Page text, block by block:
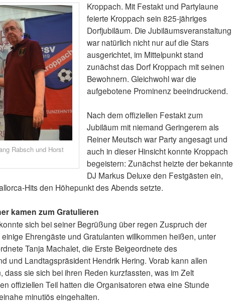
Rabsch und Horst
Kroppach. Mit Festakt und Partylaune
feierte Kroppach sein 825-jähriges
Dorfjubiläum. Die Jubiläumsveranstaltung
war natürlich nicht nur auf die Stars
ausgerichtet, im Mittelpunkt stand
zunächst das Dorf Kroppach mit seinen
Bewohnern. Gleichwohl war die
aufgebotene Prominenz beeindruckend.
Nach dem offiziellen Festakt zum
Jubiläum mit niemand Geringerem als
Reiner Meutsch war Party angesagt und
auch in dieser Hinsicht konnte Kroppach
begeistern: Zunächst heizte der bekannte
DJ Markus Deluxe den Festgästen ein,
Hits den Höhepunkt des Abends setzte.
kamen zum Gratulieren
sich bei seiner Begrüßung über regen Zuspruch der
Ehrengäste und Gratulanten willkommen heißen, unter
Tanja Machalet, die Erste Beigeordnete des
und Landtagspräsident Hendrik Hering. Vorab kann allen
dass sie sich bei ihren Reden kurzfassten, was im Zelt
offiziellen Teil hatten die Organisatoren etwa eine Stunde
minutiös eingehalten.